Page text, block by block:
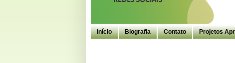
Início Biografia Contato Projetos